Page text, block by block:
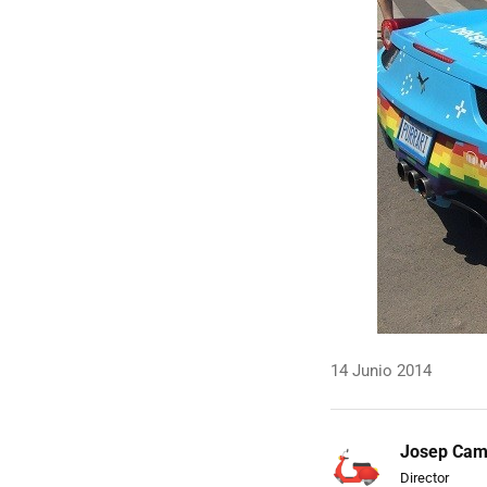
14 Junio 2014
Josep
Director